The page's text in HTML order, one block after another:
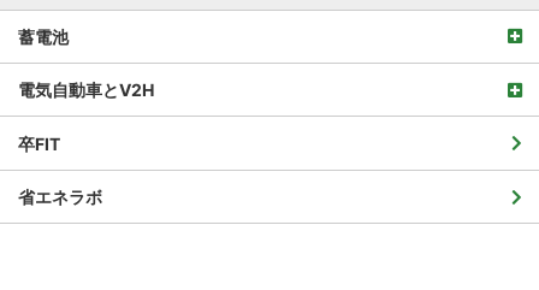
蓄電池
電気自動車とV2H
卒FIT
省エネラボ